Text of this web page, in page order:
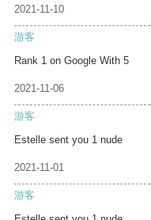
2021-11-10
游客
Rank 1 on Google With 5
2021-11-06
游客
Estelle sent you 1 nude
2021-11-01
游客